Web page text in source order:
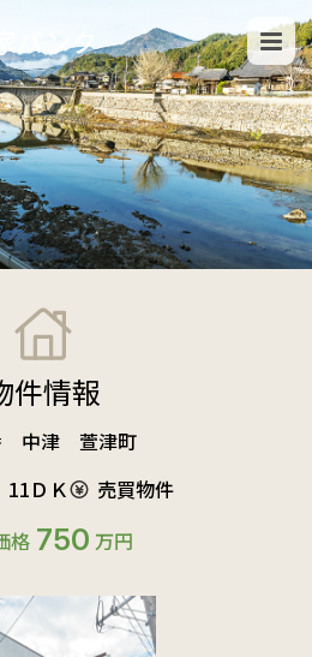
バンク
件情報
中津 萱津町
11ＤＫ
売買物件
格 750 万円